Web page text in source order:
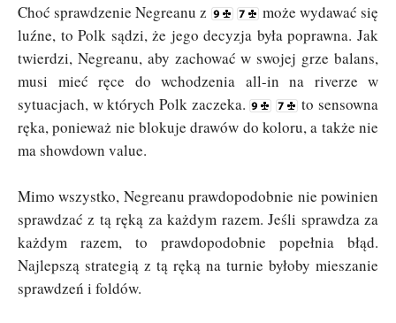
Choć sprawdzenie Negreanu z
może wydawać się
luźne, to Polk sądzi, że jego decyzja była poprawna. Jak
twierdzi, Negreanu, aby zachować w swojej grze balans,
musi mieć ręce do wchodzenia all-in na riverze w
sytuacjach, w których Polk zaczeka.
to sensowna
ręka, ponieważ nie blokuje drawów do koloru, a także nie
ma showdown value.
Mimo wszystko, Negreanu prawdopodobnie nie powinien
sprawdzać z tą ręką za każdym razem. Jeśli sprawdza za
każdym razem, to prawdopodobnie popełnia błąd.
Najlepszą strategią z tą ręką na turnie byłoby mieszanie
sprawdzeń i foldów.